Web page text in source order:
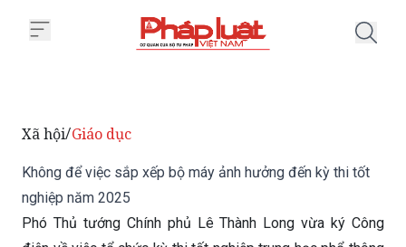
Xã hội /Giáo dục
Không để việc sắp xếp bộ máy ảnh hưởng đến kỳ thi tốt